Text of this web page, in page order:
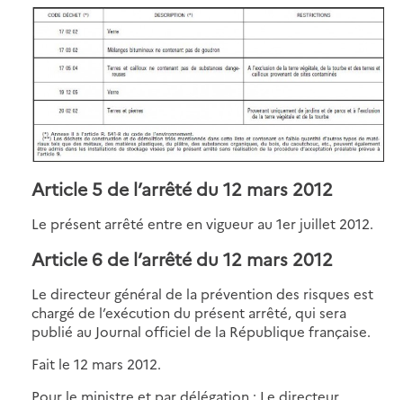
Article 5 de l’arrêté du 12 mars 2012
Le présent arrêté entre en vigueur au 1er juillet 2012.
Article 6 de l’arrêté du 12 mars 2012
Le directeur général de la prévention des risques est
chargé de l’exécution du présent arrêté, qui sera
publié au Journal officiel de la République française.
Fait le 12 mars 2012.
Pour le ministre et par délégation : Le directeur